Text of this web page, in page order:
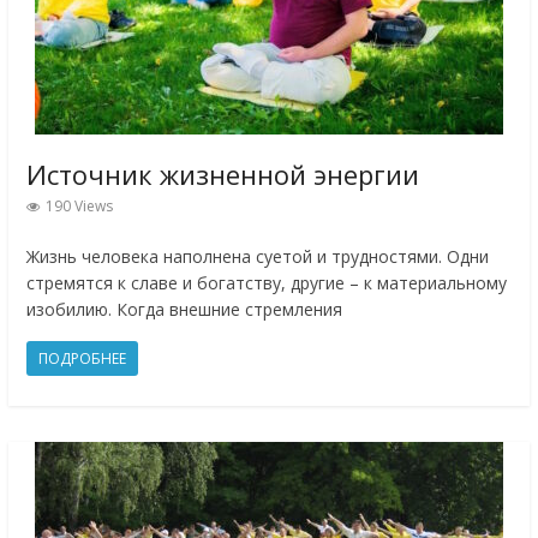
Источник жизненной энергии
190 Views
Жизнь человека наполнена суетой и трудностями. Одни
стремятся к славе и богатству, другие – к материальному
изобилию. Когда внешние стремления
ПОДРОБНЕЕ